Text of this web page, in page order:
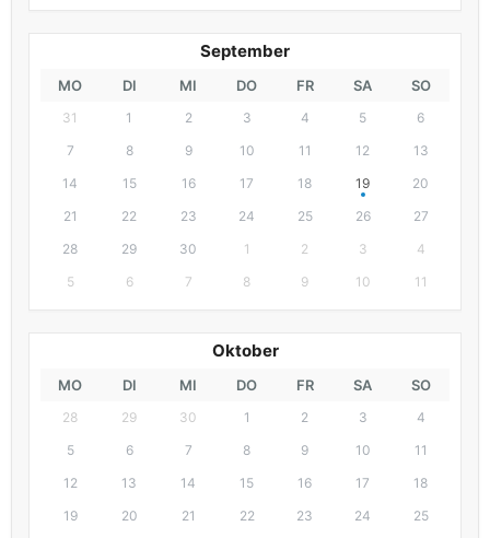
September
MO DI MI DO FR SA SO
31 1 2 3 4 5
6
7
8 9 10 11 12
13
14
15 16 17 18 19
20
21
22 23 24 25 26
27
28
29 30 1 2 3
4
5
6 7 8 9 10 11
Oktober
MO DI MI DO FR SA SO
28 29 30 1 2 3
4
5
6 7 8 9 10
11
12
13 14 15 16 17
18
19
20 21 22 23 24
25